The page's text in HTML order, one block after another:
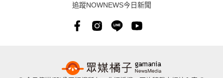
追蹤NOWNEWS今日新聞